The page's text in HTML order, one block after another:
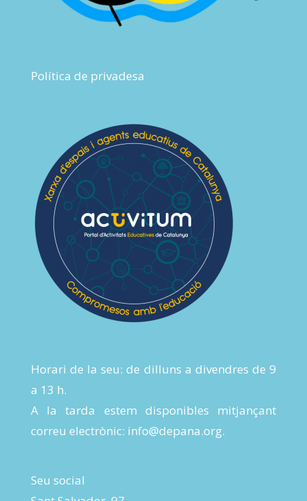
Política de privadesa
Horari de la seu: de dilluns a divendres de 9
a 13 h.
A la tarda estem disponibles mitjançant
correu electrònic: info@depana.org.
Seu social